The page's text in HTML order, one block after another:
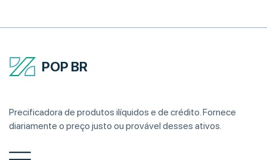
POP BR
Precificadora de produtos ilíquidos e de crédito. Fornece
diariamente o preço justo ou provável desses ativos.